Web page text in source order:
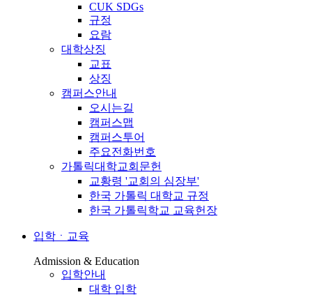
CUK SDGs
규정
요람
대학상징
교표
상징
캠퍼스안내
오시는길
캠퍼스맵
캠퍼스투어
주요전화번호
가톨릭대학교회문헌
교황령 '교회의 심장부'
한국 가톨릭 대학교 규정
한국 가톨릭학교 교육헌장
입학ㆍ교육
Admission & Education
입학안내
대학 입학